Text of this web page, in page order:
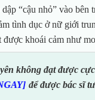
“cậu nhỏ” vào bên
tình dục ở nữ giới
được khoái cảm như
không đạt được
để được bác sĩ